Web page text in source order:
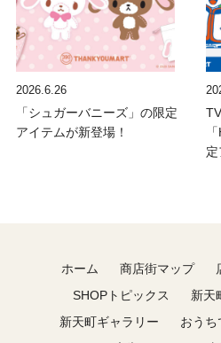
2026.6.26
「シュガーバニーズ」の限定
アイテムが新登場！
定
ホーム 商店街マップ
SHOPトピックス
新天
新天町ギャラリー
おうち